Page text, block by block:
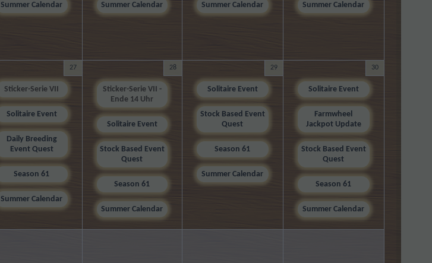
Summer Calendar Summer Calendar Summer Calendar Summer Calendar
27
Sticker-Serie VII
Solitaire Event
Daily Breeding
Event Quest
Season 61
Summer Calendar
28
Sticker-Serie VII -
Ende 14 Uhr
Solitaire Event
Stock Based Event
Quest
Season 61
Summer Calendar
29
Solitaire Event
Stock Based Event
Quest
Season 61
Summer Calendar
30
Solitaire Event
Farmwheel
Jackpot Update
Stock Based Event
Quest
Season 61
Summer Calendar